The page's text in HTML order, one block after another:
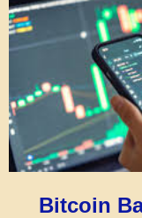
Bitcoin